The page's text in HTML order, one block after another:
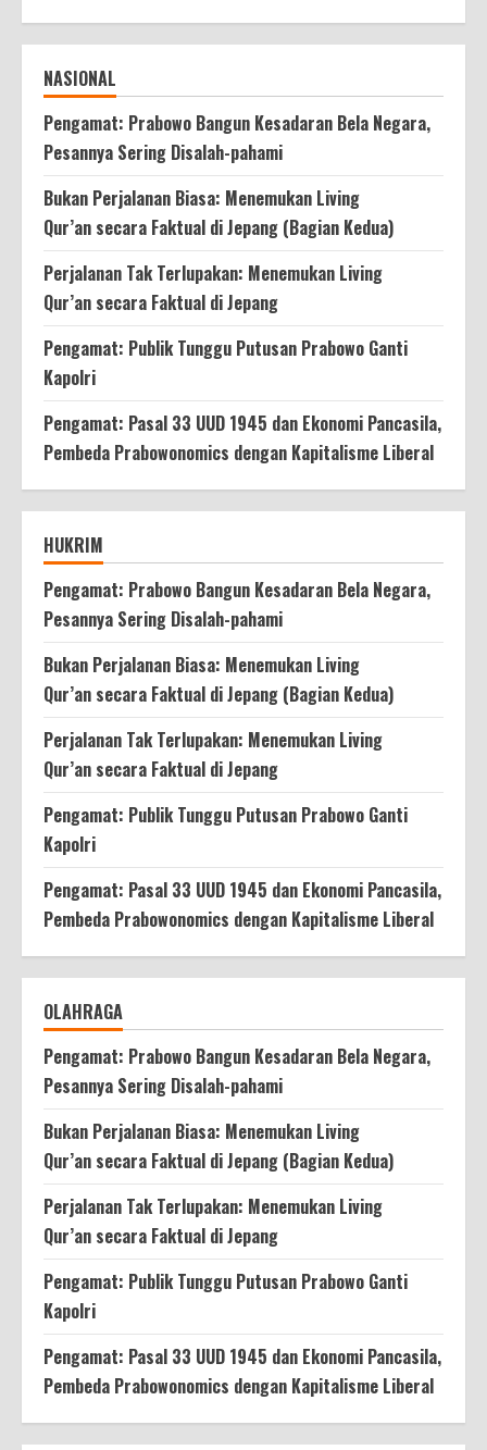
NASIONAL
Pengamat: Prabowo Bangun Kesadaran Bela Negara,
Pesannya Sering Disalah-pahami
Bukan Perjalanan Biasa: Menemukan Living
Qur’an secara Faktual di Jepang (Bagian Kedua)
Perjalanan Tak Terlupakan: Menemukan Living
Qur’an secara Faktual di Jepang
Pengamat: Publik Tunggu Putusan Prabowo Ganti
Kapolri
Pengamat: Pasal 33 UUD 1945 dan Ekonomi Pancasila,
Pembeda Prabowonomics dengan Kapitalisme Liberal
HUKRIM
Pengamat: Prabowo Bangun Kesadaran Bela Negara,
Pesannya Sering Disalah-pahami
Bukan Perjalanan Biasa: Menemukan Living
Qur’an secara Faktual di Jepang (Bagian Kedua)
Perjalanan Tak Terlupakan: Menemukan Living
Qur’an secara Faktual di Jepang
Pengamat: Publik Tunggu Putusan Prabowo Ganti
Kapolri
Pengamat: Pasal 33 UUD 1945 dan Ekonomi Pancasila,
Pembeda Prabowonomics dengan Kapitalisme Liberal
OLAHRAGA
Pengamat: Prabowo Bangun Kesadaran Bela Negara,
Pesannya Sering Disalah-pahami
Bukan Perjalanan Biasa: Menemukan Living
Qur’an secara Faktual di Jepang (Bagian Kedua)
Perjalanan Tak Terlupakan: Menemukan Living
Qur’an secara Faktual di Jepang
Pengamat: Publik Tunggu Putusan Prabowo Ganti
Kapolri
Pengamat: Pasal 33 UUD 1945 dan Ekonomi Pancasila,
Pembeda Prabowonomics dengan Kapitalisme Liberal